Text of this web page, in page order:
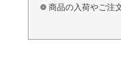
商品の入荷やご注